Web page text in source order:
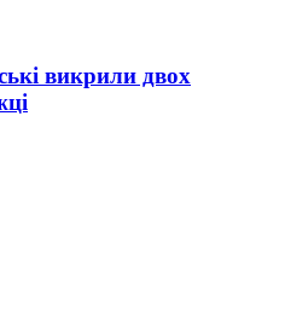
викрили двох